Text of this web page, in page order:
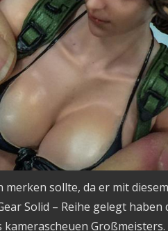
merken sollte, da er mit
Solid – Reihe gelegt haben
Großmeisters.